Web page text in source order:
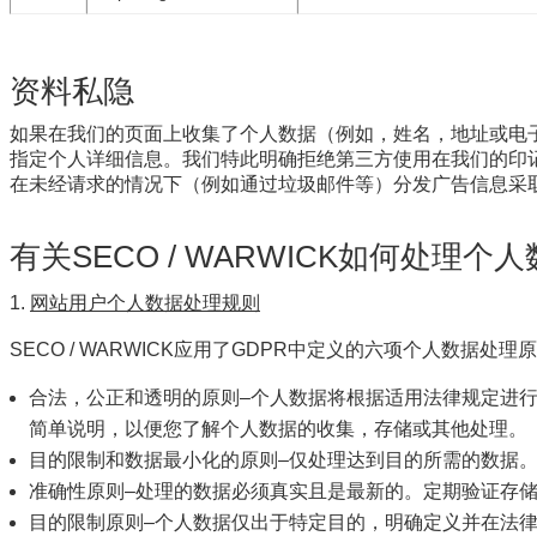
资料私隐
如果在我们的页面上收集了个人数据（例如，姓名，地址或
指定个人详细信息。 我们特此明确拒绝第三方使用在我们的
在未经请求的情况下（例如通过垃圾邮件等）分发广告信息采
有关SECO / WARWICK如何处理个
网站用户个人数据处理规则
SECO / WARWICK应用了GDPR中定义的六项个人数据处理
合法，公正和透明的原则–个人数据将根据适用法律规定进
简单说明，以便您了解个人数据的收集，存储或其他处理。
目的限制和数据最小化的原则–仅处理达到目的所需的数据。
准确性原则–处理的数据必须真实且是最新的。 定期验证存
目的限制原则–个人数据仅出于特定目的，明确定义并在法